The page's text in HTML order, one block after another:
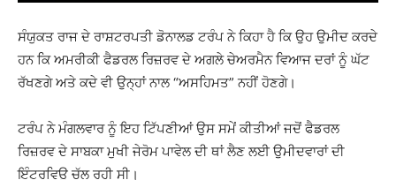
ਸੰਯੁਕਤ ਰਾਜ ਦੇ ਰਾਸ਼ਟਰਪਤੀ ਡੋਨਾਲਡ ਟਰੰਪ ਨੇ ਕਿਹਾ ਹੈ ਕਿ ਉਹ ਉਮੀਦ ਕਰਦੇ
ਹਨ ਕਿ ਅਮਰੀਕੀ ਫੈਡਰਲ ਰਿਜ਼ਰਵ ਦੇ ਅਗਲੇ ਚੇਅਰਮੈਨ ਵਿਆਜ ਦਰਾਂ ਨੂੰ ਘੱਟ
ਰੱਖਣਗੇ ਅਤੇ ਕਦੇ ਵੀ ਉਨ੍ਹਾਂ ਨਾਲ “ਅਸਹਿਮਤ” ਨਹੀਂ ਹੋਣਗੇ।
ਟਰੰਪ ਨੇ ਮੰਗਲਵਾਰ ਨੂੰ ਇਹ ਟਿੱਪਣੀਆਂ ਉਸ ਸਮੇਂ ਕੀਤੀਆਂ ਜਦੋਂ ਫੈਡਰਲ
ਰਿਜ਼ਰਵ ਦੇ ਸਾਬਕਾ ਮੁਖੀ ਜੇਰੋਮ ਪਾਵੇਲ ਦੀ ਥਾਂ ਲੈਣ ਲਈ ਉਮੀਦਵਾਰਾਂ ਦੀ
ਇੰਟਰਵਿਊ ਚੱਲ ਰਹੀ ਸੀ।